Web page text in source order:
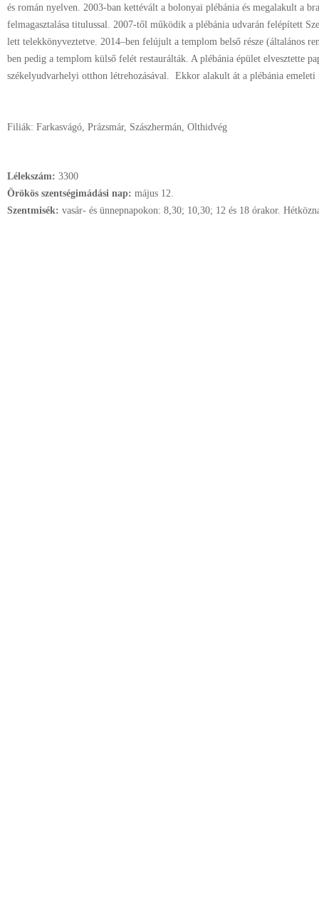
és román nyelven. 2003-ban kettévált a bolonyai plébánia és megalakult a
felmagasztalása titulussal. 2007-től működik a plébánia udvarán felépített
lett telekkönyveztetve. 2014–ben felújult a templom belső része (általános
ben pedig a templom külső felét restaurálták. A plébánia épület elvesztette
székelyudvarhelyi otthon létrehozásával. Ekkor alakult át a plébánia emeleti
Filiák: Farkasvágó, Prázsmár, Szászhermán, Olthidvég
Lélekszám: 3300
Örökös szentségimádási nap: május 12.
Szentmisék: vasár- és ünnepnapokon: 8,30; 10,30; 12 és 18 órakor.